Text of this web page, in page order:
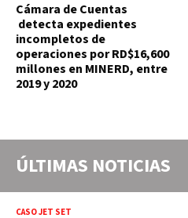
Cámara de Cuentas
detecta expedientes
incompletos de
operaciones por RD$16,600
millones en MINERD, entre
2019 y 2020
ÚLTIMAS NOTICIAS
CASO JET SET